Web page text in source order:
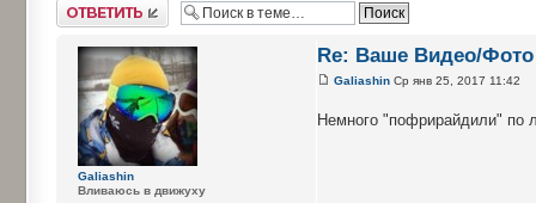
Ответить
Re: Ваше Видео/Фото
GaliashinСр янв 25, 2017 11:42
Немного "пофрирайдили" по
Galiashin
Вливаюсь в движуху